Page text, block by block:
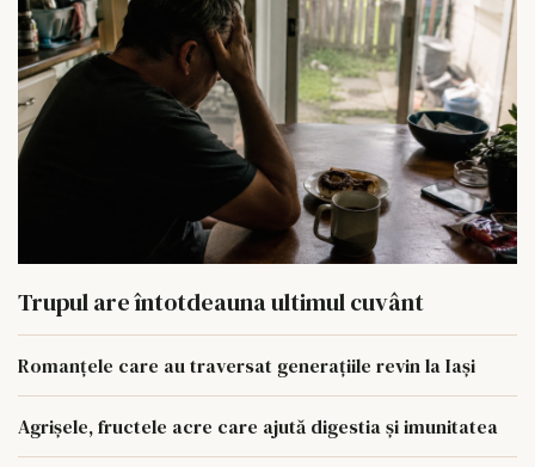
Trupul are întotdeauna ultimul cuvânt
Romanțele care au traversat generațiile revin la Iași
Agrișele, fructele acre care ajută digestia și imunitatea